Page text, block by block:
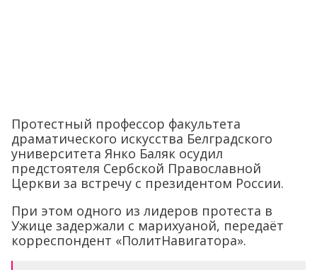
Протестный профессор факультета
драматического искусства Белградского
университета Янко Баляк осудил
предстоятеля Сербской Православной
Церкви за встречу с президентом России.
При этом одного из лидеров протеста в
Ужице задержали с марихуаной, передаёт
корреспондент «ПолитНавигатора».